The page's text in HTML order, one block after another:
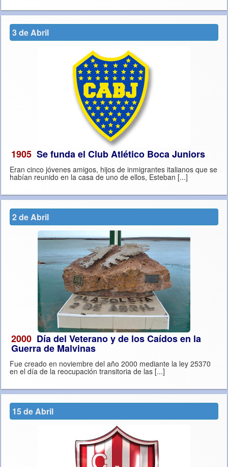
3 de Abril
1905 Se funda el Club Atlético Boca Juniors
Eran cinco jóvenes amigos, hijos de inmigrantes italianos que se
habían reunido en la casa de uno de ellos, Esteban [...]
2 de Abril
2000
Guerra de Malvinas
Fue creado en noviembre del año 2000 mediante la ley 25370
en el día de la reocupación transitoria de las [...]
15 de Abril